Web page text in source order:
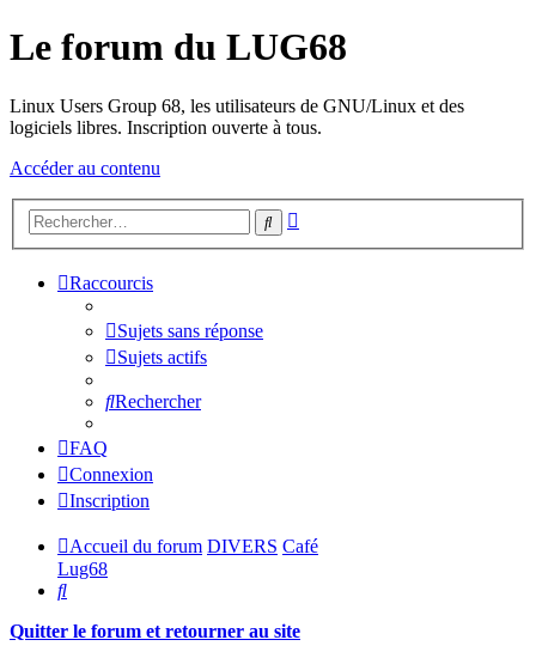
Le forum du LUG68
Linux Users Group 68, les utilisateurs de GNU/Linux et des
logiciels libres. Inscription ouverte à tous.
Accéder au contenu
Rechercher
Raccourcis
Sujets sans réponse
Sujets actifs
Rechercher
FAQ
Connexion
Inscription
Accueil du forum DIVERS Café
Lug68
Rechercher
Quitter le forum et retourner au site